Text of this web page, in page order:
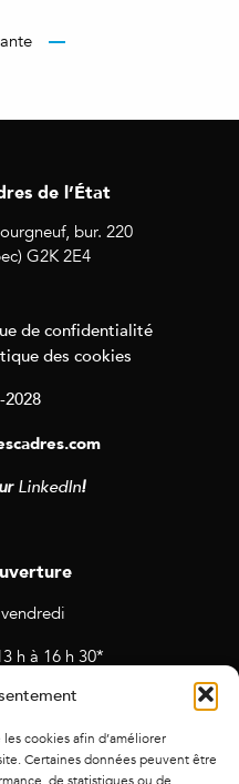
cookies afin d’améliorer
Certaines données peuvent être
de statistiques ou de
de l’État
bur. 220
G2K 2E4
de confidentialité
des cookies
2028
LinkedIn!
h à 16 h 30*
en cas de rendez-vous et